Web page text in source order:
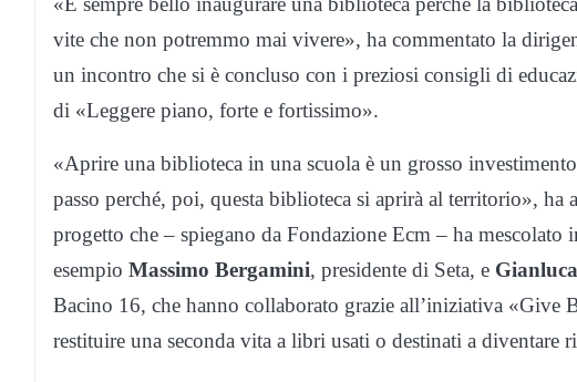
vite che non potremmo mai vivere», ha commentato la
un incontro che si è concluso con i preziosi consigli di
di «Leggere piano, forte e fortissimo».
«Aprire una biblioteca in una scuola è un grosso
passo perché, poi, questa biblioteca si aprirà al territorio», ha
progetto che – spiegano da Fondazione Ecm – ha
esempio Massimo Bergamini, presidente di Seta, e
Bacino 16, che hanno collaborato grazie all’iniziativa «Give
restituire una seconda vita a libri usati o destinati a diventare